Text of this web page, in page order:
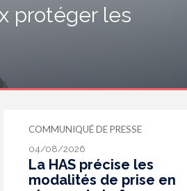
protéger les
COMMUNIQUÉ DE PRESSE
04/08/2026
La HAS précise les
modalités de prise en